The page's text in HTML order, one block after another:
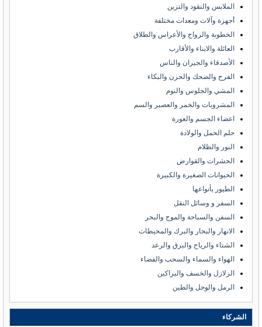
الملابس والنقود والتزين
أجهزة وآلات ومعدات مختلفة
الخطوبة والزواج والأعراس والطلاق
العائلة والابناء والأقارب
الأصدقاء والجيران والناس
الفرح والضحك والحزن والبكاء
المشي والجلوس والنوم
المشروبات والخمر والعصير والسم
اعضاء الجسم والعورة
حلم الحمل والولادة
النور والظلام
الحشرات والقوارض
الحيوانات الصغيرة والكبيرة
الطيور بأنواعها
السفر و وسائل النقل
السفن والسباحة والموج والبحر
الانهار والبحار والبرك والمحيطات
الشتاء والرياح والبرق والرعد
الهواء والسماء والسحب والفضاء
الزلازل والخسف والبراكين
الرمل والوحل والطين
الشركاء